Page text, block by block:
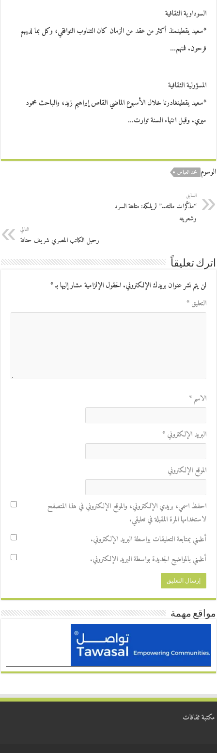
السوداوية الثقافية
*سعيد يقطينمنذ أكثر من عقد من الزمان كان التناوب التوافقي، وكل بما لديهم
فرحون. فمنهم…
المسؤولية الثقافية
*سعيد يقطينغادرنا خلال الأسبوع الماضي القاص إبراهيم زيد، والباحث محمود
ميري. وقبل انتهاء السنة توارت…
الوسوم محمد العباس
السابق
“مذكّرات مالته..” لريلكه: متاهة السرد
وشعريته
التالي
رحيل الكاتب المصري شريف حتاتة
اترك تعليقاً
لن يتم نشر عنوان بريدك الإلكتروني.الحقول الإلزامية مشار إليها بـ*
التعليق*
الاسم*
البريد الإلكتروني*
الموقع الإلكتروني
احفظ اسمي، بريدي الإلكتروني، والموقع الإلكتروني في هذا المتصفح
لاستخدامها المرة المقبلة في تعليقي.
أعلمني بمتابعة التعليقات بواسطة البريد الإلكتروني.
أعلمني بالمواضيع الجديدة بواسطة البريد الإلكتروني.
مواقع مهمة
مكتبة ثقافات